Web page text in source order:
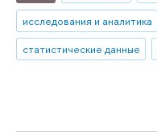
исследования и аналитика
статистические данные